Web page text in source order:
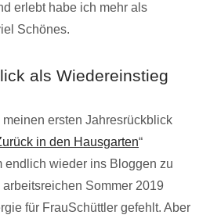
erlebt habe ich mehr als
Schönes.
als Wiedereinstieg
ersten Jahresrückblick
in den Hausgarten“
endlich wieder ins Bloggen zu
Sommer 2019
für FrauSchüttler gefehlt. Aber